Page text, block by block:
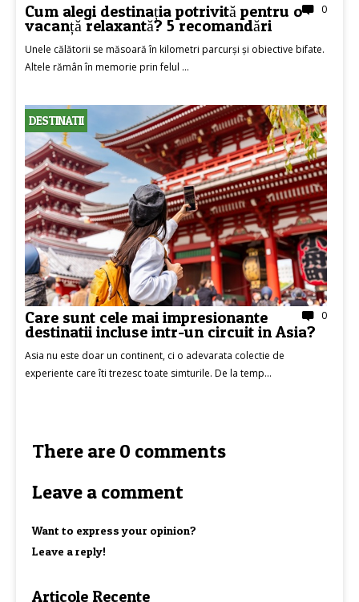
0
Cum alegi destinația potrivită pentru o
vacanță relaxantă? 5 recomandări
Unele călătorii se măsoară în kilometri parcurși și obiective bifate.
Altele rămân în memorie prin felul ...
DESTINATII
0
Care sunt cele mai impresionante
destinatii incluse intr-un circuit in Asia?
Asia nu este doar un continent, ci o adevarata colectie de
experiente care îti trezesc toate simturile. De la temp...
There are 0 comments
Leave a comment
Want to express your opinion?
Leave a reply!
Articole Recente